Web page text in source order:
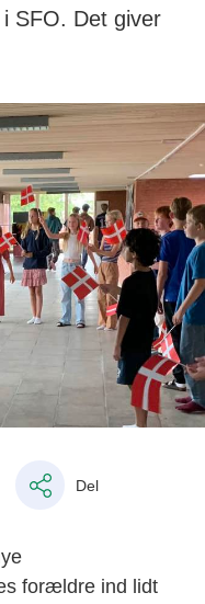
SFO. Det giver
Del
forældre ind lidt